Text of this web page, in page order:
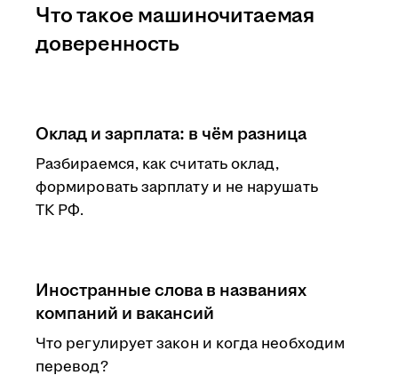
Оклад и зарплата: в чём разница
Разбираемся, как считать оклад,
формировать зарплату и не нарушать
ТК РФ.
Иностранные слова в названиях
компаний и вакансий
Что регулирует закон и когда необходим
перевод?
Что такое машиночитаемая
доверенность